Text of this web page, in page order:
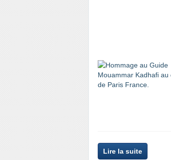
Lire la suite